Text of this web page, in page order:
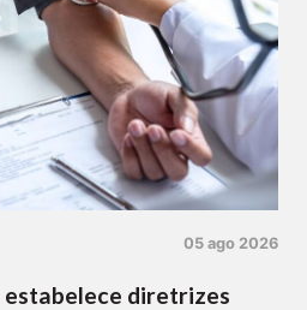
05 ago 2026
estabelece diretrizes